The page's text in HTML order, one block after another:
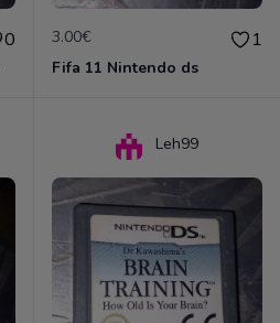
0 3.00€ 1
Fifa 11 Nintendo ds
Leh99